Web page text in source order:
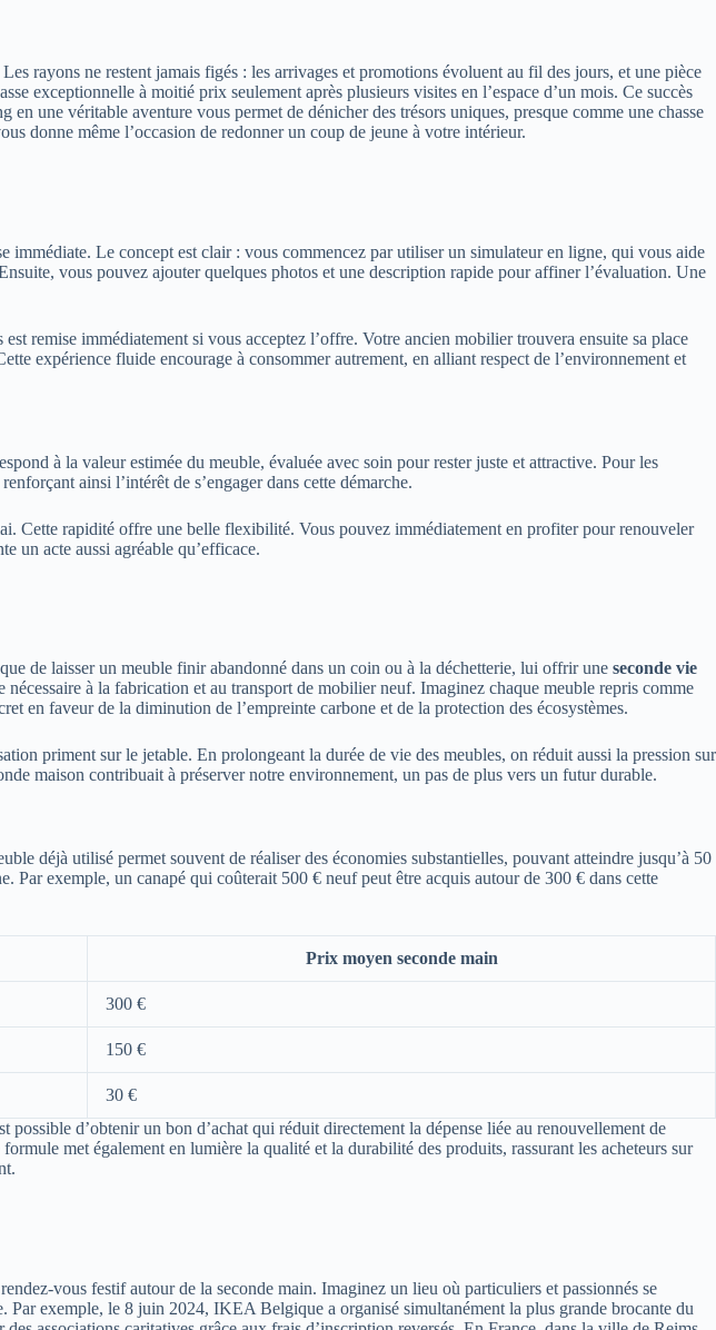
rayons ne restent jamais figés : les arrivages et promotions évoluent au fil des jours, et une pièce
exceptionnelle à moitié prix seulement après plusieurs visites en l’espace d’un mois. Ce succès
une véritable aventure vous permet de dénicher des trésors uniques, presque comme une chasse
donne même l’occasion de redonner un coup de jeune à votre intérieur.
Le concept est clair : vous commencez par utiliser un simulateur en ligne, qui vous aide
vous pouvez ajouter quelques photos et une description rapide pour affiner l’évaluation. Une
remise immédiatement si vous acceptez l’offre. Votre ancien mobilier trouvera ensuite sa place
expérience fluide encourage à consommer autrement, en alliant respect de l’environnement et
à la valeur estimée du meuble, évaluée avec soin pour rester juste et attractive. Pour les
ainsi l’intérêt de s’engager dans cette démarche.
Cette rapidité offre une belle flexibilité. Vous pouvez immédiatement en profiter pour renouveler
un acte aussi agréable qu’efficace.
de laisser un meuble finir abandonné dans un coin ou à la déchetterie, lui offrir une seconde vie
à la fabrication et au transport de mobilier neuf. Imaginez chaque meuble repris comme
en faveur de la diminution de l’empreinte carbone et de la protection des écosystèmes.
priment sur le jetable. En prolongeant la durée de vie des meubles, on réduit aussi la pression sur
maison contribuait à préserver notre environnement, un pas de plus vers un futur durable.
déjà utilisé permet souvent de réaliser des économies substantielles, pouvant atteindre jusqu’à 50
exemple, un canapé qui coûterait 500 € neuf peut être acquis autour de 300 € dans cette
Prix moyen seconde main
300 €
150 €
30 €
d’obtenir un bon d’achat qui réduit directement la dépense liée au renouvellement de
met également en lumière la qualité et la durabilité des produits, rassurant les acheteurs sur
vous festif autour de la seconde main. Imaginez un lieu où particuliers et passionnés se
Par exemple, le 8 juin 2024, IKEA Belgique a organisé simultanément la plus grande brocante du